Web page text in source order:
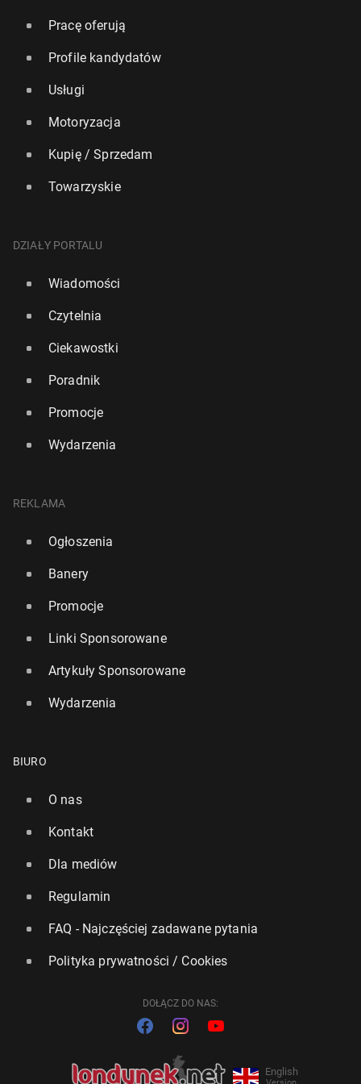
Pracę oferują
Profile kandydatów
Usługi
Motoryzacja
Kupię / Sprzedam
Towarzyskie
DZIAŁY PORTALU
Wiadomości
Czytelnia
Ciekawostki
Poradnik
Promocje
Wydarzenia
REKLAMA
Ogłoszenia
Banery
Promocje
Linki Sponsorowane
Artykuły Sponsorowane
Wydarzenia
BIURO
O nas
Kontakt
Dla mediów
Regulamin
FAQ - Najczęściej zadawane pytania
Polityka prywatności / Cookies
DOŁĄCZ DO NAS:
English